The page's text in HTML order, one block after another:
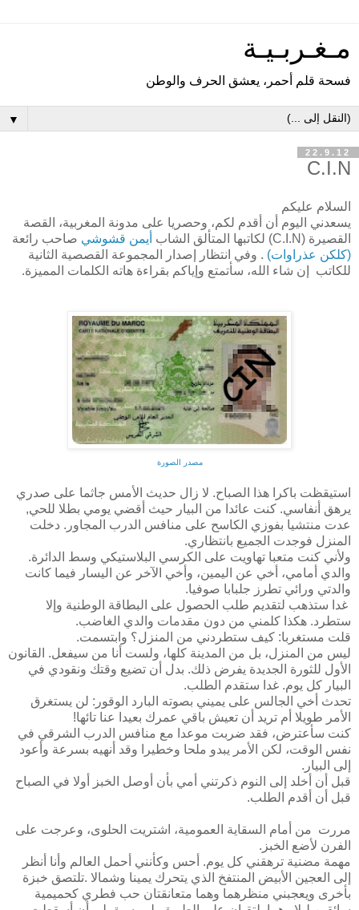
مـغـربـيـة
فسحة قلم أحمر، يعشق الحرف والوطن
▼
22.9.12
C.I.N
السلام عليكم
يسعدني اليوم أن أقدم لكم، وحصريا على مدونة المغربية، القصة
القصيرة (C.I.N) لكاتبها المتألق الشاب
أيمن قشوشي صاحب رائعة
(كلكن عذراوات) . وفي انتظار إصدار المجموعة القصصية الثانية
للكاتب إن شاء الله، سأتمتع وإياكم بقراءة هاته الكلمات المميزة.
مصدر الصورة
استيقظت باكرا هذا الصباح. لا زال حديث الأمس جاثما على صدري
يرهق أنفاسي. كنت عائدا من البيار حيث أقضي يومي بطلا للحي,
عدت منتشيا بفوزي الكاسح على منافس الدرب المجاور. دخلت
المنزل فوجدت الجميع بانتظاري.
ولأني كنت متعبا تهاويت على الكرسي البلاستيكي وسط الدائرة.
والدي أمامي، أخي عن اليمين، وأخي الآخر عن اليسار فيما كانت
والدتي ورائي تطرز جلبابا صوفيا.
غدا ستذهب لتقديم طلب الحصول على البطاقة الوطنية وإلا
ستطرد. هكذا كلمني من دون مقدمات والدي الغاضب.
قلت مستغربا: كيف ستطردني من المنزل؟ وابتسمت.
ليس من المنزل، بل من المدينة كلها، ولست أنا من سيفعل. القانون
الأول للثورة الجديدة يفرض ذلك. بدل أن تضيع وقتك ونقودي في
البيار كل يوم. غدا ستقدم الطلب.
تحدث أخي الجالس على يميني بصوته البارد الوقور: لن يستغرق
الأمر طويلا أم تريد أن تعيش باقي عمرك بعيدا عنا تائها!
كنت سأعترض، فقد ضربت موعدا مع منافس الدرب الشرقي في
نفس الوقت، لكن الأمر يبدو ملحا وخطيرا وقد أنهيه بسرعة وأعود
إلى البيار.
قبل أن أخلد إلى النوم ذكرتني أمي بأن أوصل الخبز أولا في الصباح
قبل أن أقدم الطلب.
مررت من أمام السقاية العمومية، اشتريت الحلوى، وعرجت على
الفرن لأضع الخبز.
مهمة مضنية ترهقني كل يوم. أحس وكأنني أحمل العالم وأنا أنظر
إلى العجين الأبيض المنتفخ الذي يتحرك يمينا وشمالا .تلتصق خبزة
بأخرى ويعجبني منظرهما وهما متعانقتان حب فطري كحميمية